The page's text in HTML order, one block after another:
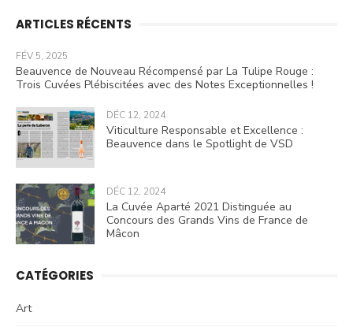
ARTICLES RÉCENTS
FÉV 5, 2025
Beauvence de Nouveau Récompensé par La Tulipe Rouge :
Trois Cuvées Plébiscitées avec des Notes Exceptionnelles !
DÉC 12, 2024
Viticulture Responsable et Excellence :
Beauvence dans le Spotlight de VSD
DÉC 12, 2024
La Cuvée Aparté 2021 Distinguée au
Concours des Grands Vins de France de
Mâcon
CATÉGORIES
Art